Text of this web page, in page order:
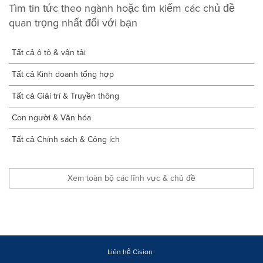
Tìm tin tức theo ngành hoặc tìm kiếm các chủ đề
quan trọng nhất đối với bạn
Tất cả ô tô & vận tải
Tất cả Kinh doanh tổng hợp
Tất cả Giải trí & Truyền thông
Con người & Văn hóa
Tất cả Chính sách & Công ích
Xem toàn bộ các lĩnh vực & chủ đề
Liên hệ Cision